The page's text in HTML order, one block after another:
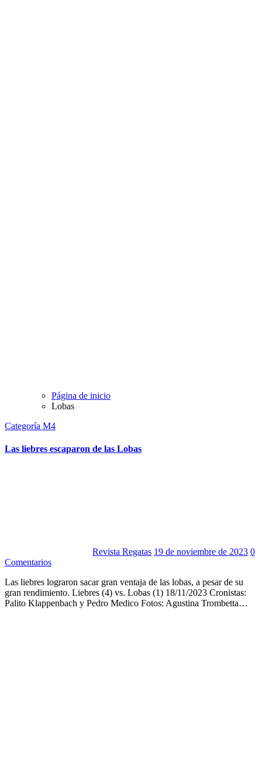
Página de inicio
Lobas
Categoría M4
Las liebres escaparon de las Lobas
Revista Regatas 19 de noviembre de 2023 0
Comentarios
Las liebres lograron sacar gran ventaja de las lobas, a pesar de su
gran rendimiento. Liebres (4) vs. Lobas (1) 18/11/2023 Cronistas:
Palito Klappenbach y Pedro Medico Fotos: Agustina Trombetta…